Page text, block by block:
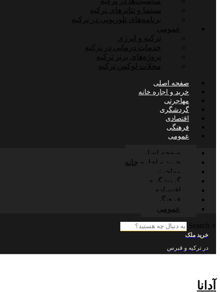
سینما و تئاترهای ترکیه
برنامه‌های تلوزیونی در ترکیه
عمومی
ترکیه و انرژی
خدمات درمانی در ترکیه
پروژه‌های برتر ترکیه
محلات لوکس ترکیه
صفحه اصلی
خرید و اجاره خانه
مهاجرتی
گردشگری
اقتصادی
فرهنگی
عمومی
صفحه اصلی
خرید و اجاره خانه
مهاجرتی
گردشگری
اقتصادی
فرهنگی
عمومی
×
Search
خرید ملک
در ترکیه و قبرس
آدانا